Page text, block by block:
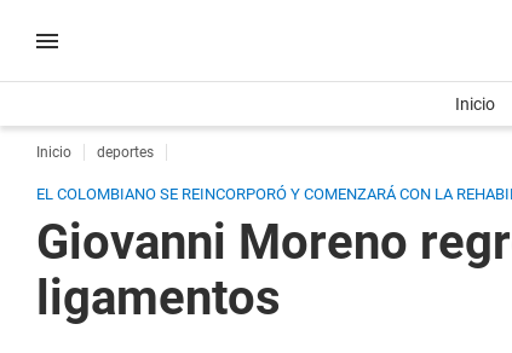
Inicio
Inicio deportes
EL COLOMBIANO SE REINCORPORÓ Y COMENZARÁ CON LA
Giovanni Moreno
ligamentos